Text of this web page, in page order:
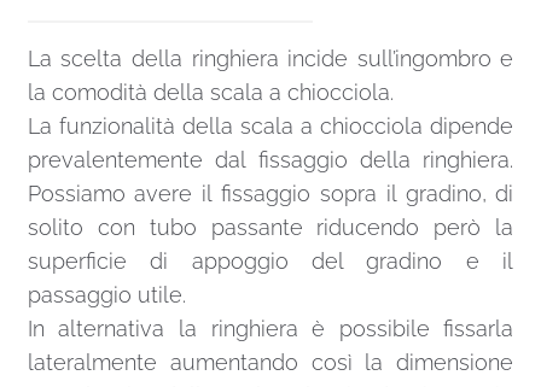
La scelta della ringhiera incide sull’ingombro e
la comodità della scala a chiocciola.
La funzionalità della scala a chiocciola dipende
prevalentemente dal fissaggio della ringhiera.
Possiamo avere il fissaggio sopra il gradino, di
solito con tubo passante riducendo però la
superficie di appoggio del gradino e il
passaggio utile.
In alternativa la ringhiera è possibile fissarla
lateralmente aumentando così la dimensione